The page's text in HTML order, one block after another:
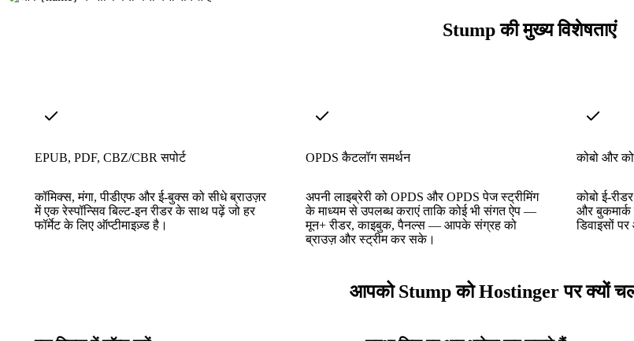
Stump की मुख्य विशेषताएं
EPUB, PDF, CBZ/CBR सपोर्ट
कॉमिक्स, मंगा, पीडीएफ और ई-बुक्स को सीधे ब्राउज़र
में एक रेस्पॉन्सिव बिल्ट-इन रीडर के साथ पढ़ें जो हर
फॉर्मेट के लिए ऑप्टीमाइज़्ड है।
OPDS कैटलॉग समर्थन
अपनी लाइब्रेरी को OPDS और OPDS पेज स्ट्रीमिंग
के माध्यम से उपलब्ध कराएं ताकि कोई भी संगत ऐप —
मून+ रीडर, काइबुक, पैनल्स — आपके संग्रह को
ब्राउज़ और स्ट्रीम कर सके।
कोबो और
कोबो ई-
और
डिवाइसों
आपको Stump को Hostinger पर क्यों